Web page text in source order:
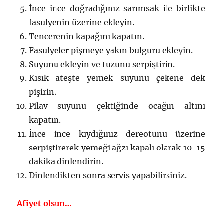
İnce ince doğradığınız sarımsak ile birlikte
fasulyenin üzerine ekleyin.
Tencerenin kapağını kapatın.
Fasulyeler pişmeye yakın bulguru ekleyin.
Suyunu ekleyin ve tuzunu serpiştirin.
Kısık ateşte yemek suyunu çekene dek
pişirin.
Pilav suyunu çektiğinde ocağın altını
kapatın.
İnce ince kıydığınız dereotunu üzerine
serpiştirerek yemeği ağzı kapalı olarak 10-15
dakika dinlendirin.
Dinlendikten sonra servis yapabilirsiniz.
Afiyet olsun…